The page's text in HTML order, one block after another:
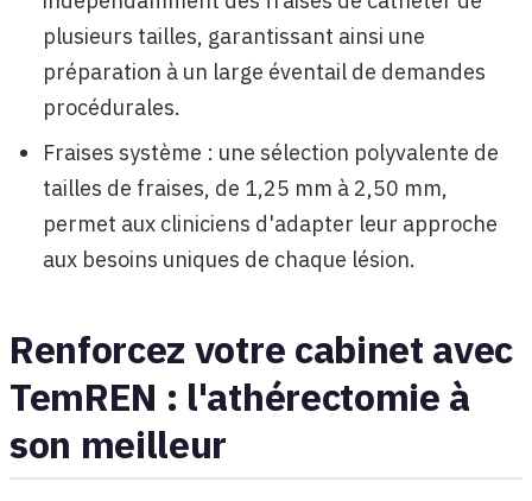
plusieurs tailles, garantissant ainsi une
préparation à un large éventail de demandes
procédurales.
Fraises système : une sélection polyvalente de
tailles de fraises, de 1,25 mm à 2,50 mm,
permet aux cliniciens d'adapter leur approche
aux besoins uniques de chaque lésion.
Renforcez votre cabinet avec
TemREN : l'athérectomie à
son meilleur